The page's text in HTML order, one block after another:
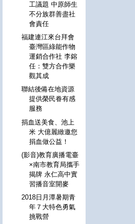
工議題 中原師生
不分族群善盡社
會責任
福建連江來台拜會
臺灣區綠能作物
運銷合作社 李鎔
任：雙方合作樂
觀其成
聯結後備在地資源
提供榮民眷有感
服務
捐血送美食、池上
米 大億麗緻邀您
捐血做公益！
(影音)教育廣播電臺
×南市教育局攜手
揭牌 永仁高中實
習播音室開麥
2018日月潭暑期青
年７大特色勇氣
挑戰營